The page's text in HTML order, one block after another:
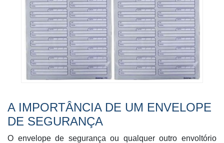
A IMPORTÂNCIA DE UM ENVELOPE
DE SEGURANÇA
O envelope de segurança ou qualquer outro envoltório